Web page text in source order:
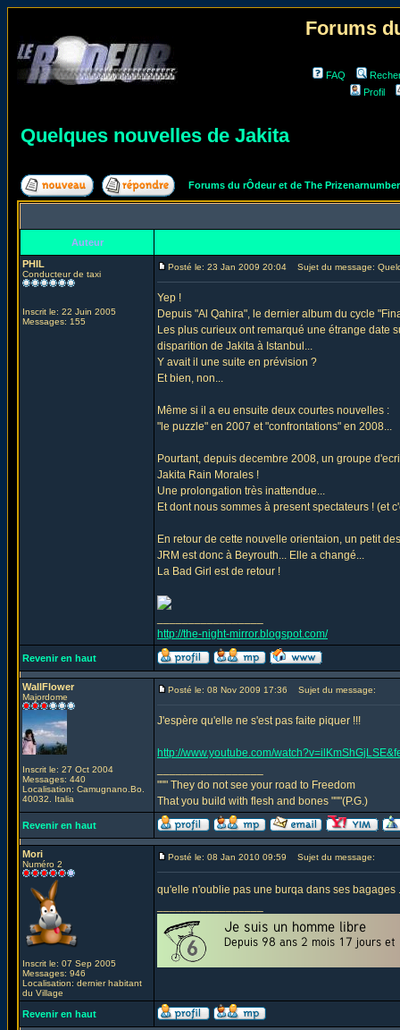
Forums
FAQ
Profil
Quelques nouvelles de Jakita
Forums du rÔdeur et de The
Auteur
PHIL
Conducteur de taxi
Inscrit le: 22 Juin 2005
Messages: 155
Posté le: 23 Jan 2009 20:04 Sujet du message:
Yep !
Depuis "Al Qahira", le dernier album du cycle
Les plus curieux ont remarqué une étrange date
disparition de Jakita à Istanbul...
Y avait il une suite en prévision ?
Et bien, non...
Même si il a eu ensuite deux courtes nouvelles :
"le puzzle" en 2007 et "confrontations" en 2008...
Pourtant, depuis decembre 2008, un groupe
Jakita Rain Morales !
Une prolongation très inattendue...
Et dont nous sommes à present spectateurs ! (et
En retour de cette nouvelle orientaion, un petit
JRM est donc à Beyrouth... Elle a changé...
La Bad Girl est de retour !
http://the-night-mirror.blogspot.com/
Revenir en haut
WallFlower
Majordome
Inscrit le: 27 Oct 2004
Messages: 440
Localisation: Camugnano.Bo.
40032. Italia
Posté le: 08 Nov 2009 17:36 Sujet du message:
J'espère qu'elle ne s'est pas faite piquer !!!
http://www.youtube.com/
""" They do not see your road to Freedom
That you build with flesh and bones """(P.G.)
Revenir en haut
Mori
Numéro 2
Inscrit le: 07 Sep 2005
Messages: 946
Localisation: dernier habitant
du Village
Posté le: 08 Jan 2010 09:59 Sujet du message:
qu'elle n'oublie pas une burqa dans ses bagages
Revenir en haut